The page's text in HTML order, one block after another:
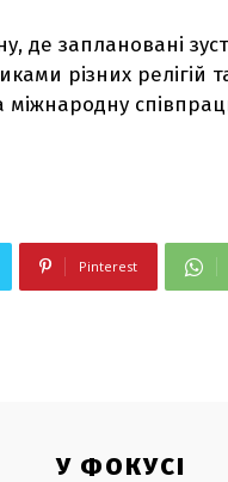
де заплановані
різних релігій
міжнародну
Pinterest
У ФОКУСІ